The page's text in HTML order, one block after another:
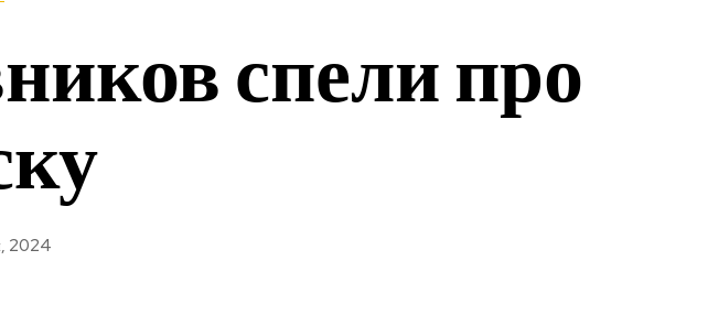
спели про
2024